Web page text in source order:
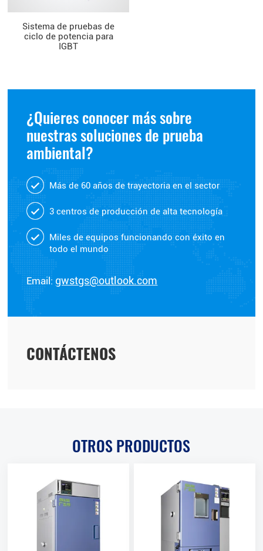
Sistema de pruebas de
ciclo de potencia para
IGBT
¿Quieres conocer más sobre
nuestras soluciones de prueba
ambiental?
Más de 60 años de trayectoria en el sector
3 centros de producción de alta tecnología
Miles de equipos funcionando con éxito en
todo el mundo
Email: gwstgs@outlook.com
CONTÁCTENOS
OTROS PRODUCTOS